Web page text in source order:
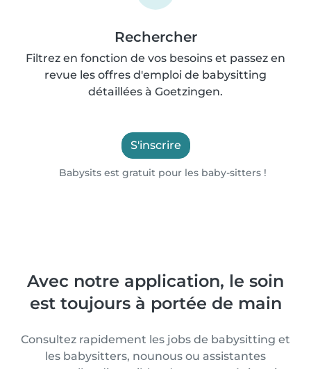
Rechercher
Filtrez en fonction de vos besoins et passez en
revue les offres d'emploi de babysitting
détaillées à Goetzingen.
S'inscrire
Babysits est gratuit pour les baby-sitters !
Avec notre application, le soin
est toujours à portée de main
Consultez rapidement les jobs de babysitting et
les babysitters, nounous ou assistantes